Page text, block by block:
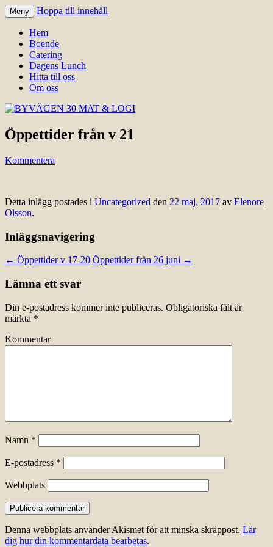
BYVÄGEN 30 MAT & LOGI
upplevelse hos oss.
Meny Hoppa till innehåll
Hem
Boende
Catering
Dagens Lunch
Hitta till oss
Om oss
Öppettider från v 21
Kommentera
Detta inlägg postades i Uncategorized den 22 maj, 2017 av Elenore
Olsson.
Inläggsnavigering
← Öppettider v 17-20 Öppettider från 26 juni →
Lämna ett svar
Din e-postadress kommer inte publiceras. Obligatoriska fält är
märkta *
Kommentar
Namn *
E-postadress *
Webbplats
Denna webbplats använder Akismet för att minska skräppost. Lär
dig hur din kommentardata bearbetas.